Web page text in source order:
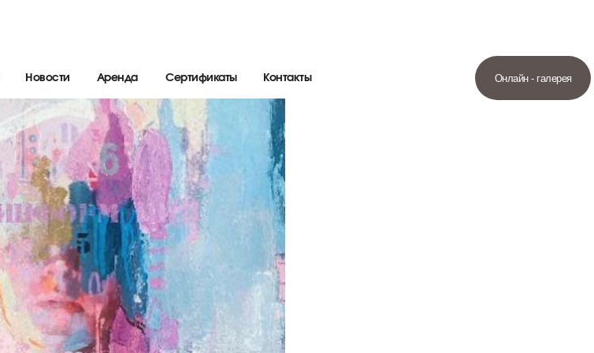
Контакты
Сертификаты
Аренда
Новости Онлайн - галерея